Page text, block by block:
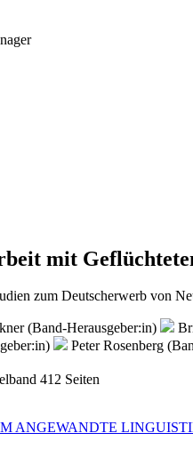
mit
zum Deutscherwerb von
(Band-Herausgeber:in)
Peter Rosenberg
412 Seiten
ANGEWANDTE